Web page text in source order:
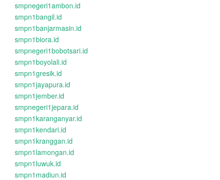
smpnegeri1ambon.id
smpn1bangil.id
smpn1banjarmasin.id
smpn1biora.id
smpnegeri1bobotsari.id
smpn1boyolali.id
smpn1gresik.id
smpn1jayapura.id
smpn1jember.id
smpnegeri1jepara.id
smpn1karanganyar.id
smpn1kendari.id
smpn1kranggan.id
smpn1lamongan.id
smpn1luwuk.id
smpn1madiun.id